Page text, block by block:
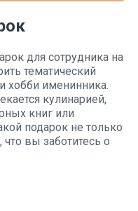
для сотрудника на
тематический
хобби именинника.
кулинарией,
книг или
подарок не только
вы заботитесь о